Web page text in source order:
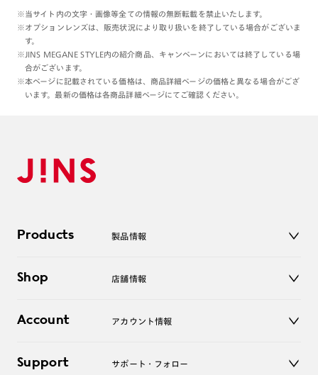
※当サイト内の文字・画像等全ての情報の無断転載を禁止いたします。
※オプションレンズは、販売状況により取り扱いを終了している場合がございま
す。
※JINS MEGANE STYLE内の紹介商品、キャンペーンにおいては終了している場
合がございます。
※本ページに記載されている価格は、商品詳細ページの価格と異なる場合がござ
います。最新の価格は各商品詳細ページにてご確認ください。
Products 製品情報
サングラス
コンタクトレンズ
アクセサリー
Shop 店舗情報
オンラインショップ
Account アカウント情報
ログアウト
Support サポート・フォロー